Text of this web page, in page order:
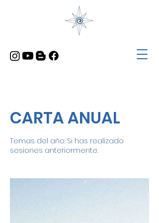
CARTA ANUAL
Temas del año. Si has realizado
sesiones anteriormente.